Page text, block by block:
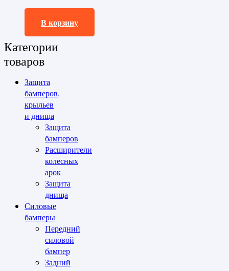
24240,0₽
В корзину
Категории
товаров
Защита
бамперов,
крыльев
и днища
Защита
бамперов
Расширители
колесных
арок
Защита
днища
Силовые
бамперы
Передний
силовой
бампер
Задний